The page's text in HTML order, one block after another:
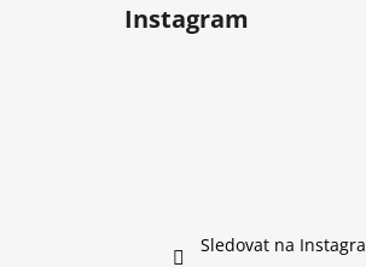
Instagram
Sledovat na